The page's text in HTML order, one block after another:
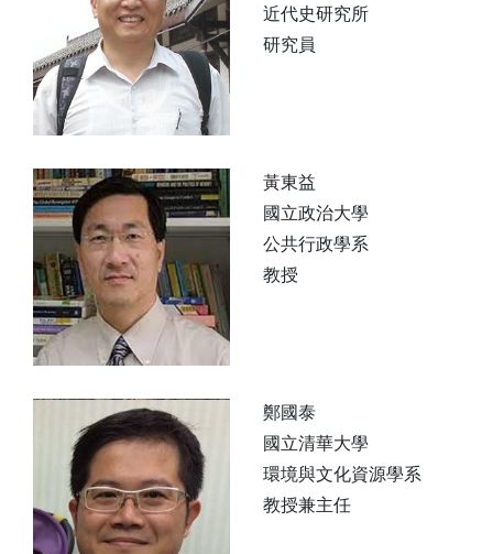
近代史研究所
研究員
黃東益
國立政治大學
公共行政學系
教授
鄭國泰
國立清華大學
環境與文化資源學系
教授兼主任